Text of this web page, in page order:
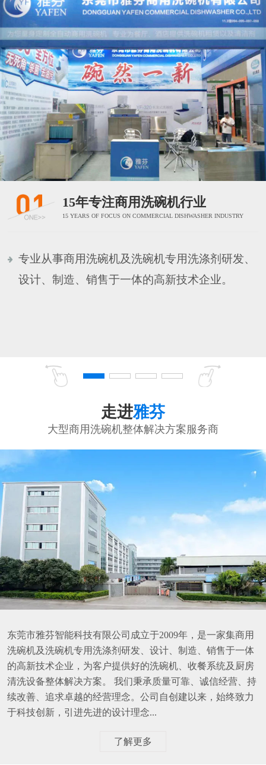
15年专注商用洗碗机行业
15 YEARS OF FOCUS ON COMMERCIAL DISHWASHER INDUSTRY
专业从事商用洗碗机及洗碗机专用洗涤剂研发、
设计、制造、销售于一体的高新技术企业。
走进雅芬
大型商用洗碗机整体解决方案服务商
东莞市雅芬智能科技有限公司成立于2009年，是一家集商用
洗碗机及洗碗机专用洗涤剂研发、设计、制造、销售于一体
的高新技术企业，为客户提供好的洗碗机、收餐系统及厨房
清洗设备整体解决方案。 我们秉承质量可靠、诚信经营、持
续改善、追求卓越的经营理念。公司自创建以来，始终致力
于科技创新，引进先进的设计理念...
了解更多